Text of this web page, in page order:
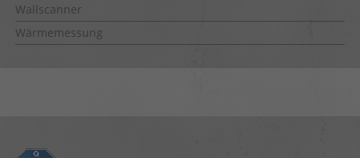
Wallscanner
Wärmemessung